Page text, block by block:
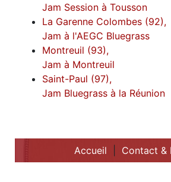
Jam Session à Tousson
La Garenne Colombes (92),
Jam à l'AEGC Bluegrass
Montreuil (93),
Jam à Montreuil
Saint-Paul (97),
Jam Bluegrass à la Réunion
Accueil Contact &